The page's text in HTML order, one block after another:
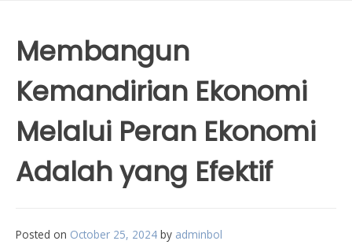
Membangun
Kemandirian Ekonomi
Melalui Peran Ekonomi
Adalah yang Efektif
Posted on October 25, 2024 by adminbol